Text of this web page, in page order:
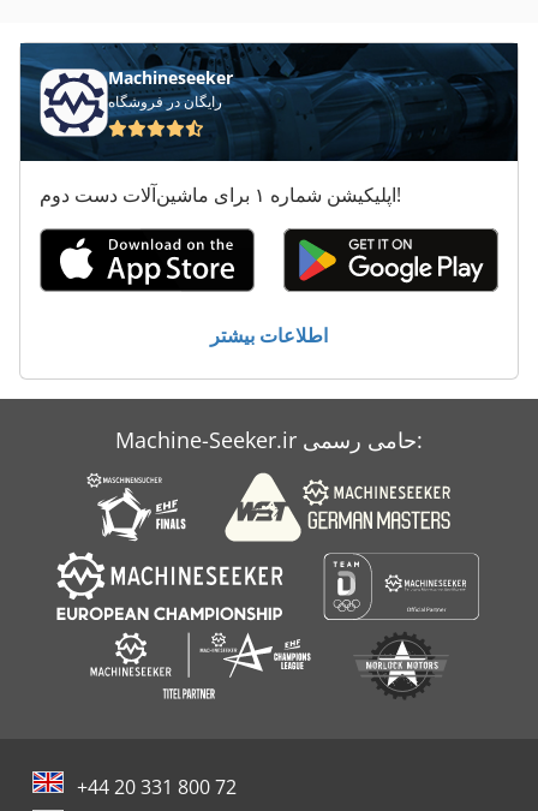
International 633
International 733
Kgs 1670
Machineseeker
رایگان در فروشگاه
اپلیکیشن شماره ۱ برای ماشین‌آلات دست دوم!
اطلاعات بیشتر
Machine-Seeker.ir حامی رسمی:
+44 20 331 800 72